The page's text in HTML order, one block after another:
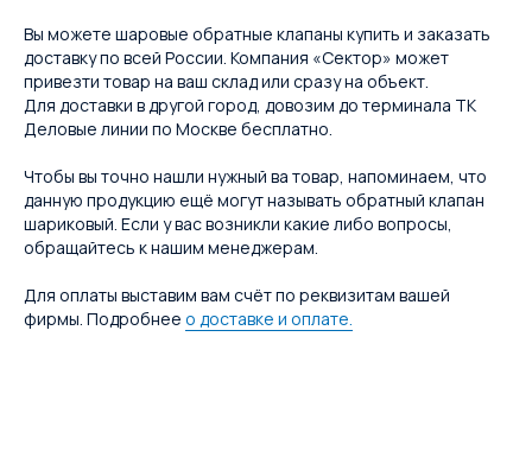
Вы можете шаровые обратные клапаны купить и заказать
доставку по всей России. Компания «Сектор» может
привезти товар на ваш склад или сразу на объект.
Для доставки в другой город, довозим до терминала ТК
Деловые линии по Москве бесплатно.
Чтобы вы точно нашли нужный ва товар, напоминаем, что
данную продукцию ещё могут называть обратный клапан
шариковый. Если у вас возникли какие либо вопросы,
обращайтесь к нашим менеджерам.
Для оплаты выставим вам счёт по реквизитам вашей
фирмы. Подробнее о доставке и оплате.